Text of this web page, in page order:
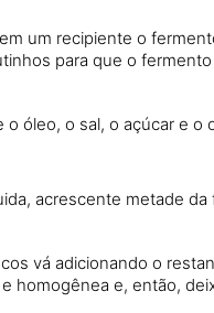
um recipiente o
para que o
o óleo, o sal, o açúcar e o
acrescente metade da
vá adicionando o
homogênea e, então,